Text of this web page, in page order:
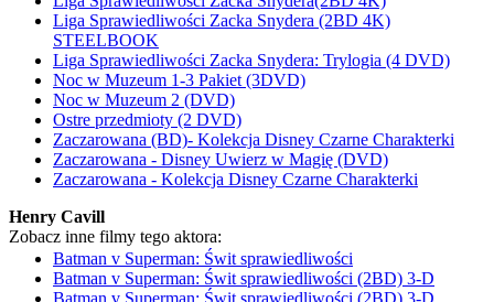
Liga Sprawiedliwości Zacka Snydera (2BD 4K)
STEELBOOK
Liga Sprawiedliwości Zacka Snydera: Trylogia (4 DVD)
Noc w Muzeum 1-3 Pakiet (3DVD)
Noc w Muzeum 2 (DVD)
Ostre przedmioty (2 DVD)
Zaczarowana (BD)- Kolekcja Disney Czarne Charakterki
Zaczarowana - Disney Uwierz w Magię (DVD)
Zaczarowana - Kolekcja Disney Czarne Charakterki
Henry Cavill
Zobacz inne filmy tego aktora:
Batman v Superman: Świt sprawiedliwości
Batman v Superman: Świt sprawiedliwości (2BD) 3-D
Batman v Superman: Świt sprawiedliwości (2BD) 3-D